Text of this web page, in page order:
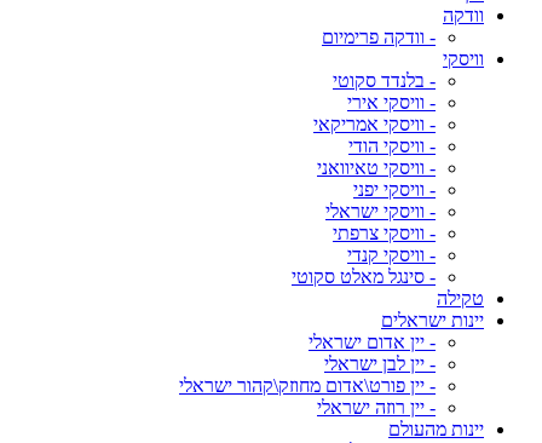
וודקה
- וודקה פרימיום
וויסקי
- בלנדד סקוטי
- וויסקי אירי
- וויסקי אמריקאי
- וויסקי הודי
- וויסקי טאיוואני
- וויסקי יפני
- וויסקי ישראלי
- וויסקי צרפתי
- וויסקי קנדי
- סינגל מאלט סקוטי
טקילה
יינות ישראלים
- יין אדום ישראלי
- יין לבן ישראלי
- יין פורט\אדום מחוזק\קהור ישראלי
- יין רוזה ישראלי
יינות מהעולם